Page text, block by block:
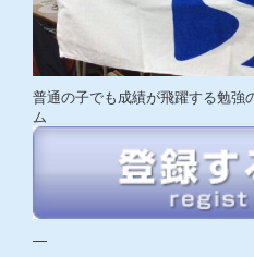
普通の子でも成績が飛躍する勉強
ム
—